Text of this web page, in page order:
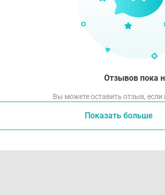
Отзывов пока
Вы можете оставить отзыв, если
Показать больше